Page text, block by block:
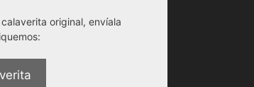
original, envíala